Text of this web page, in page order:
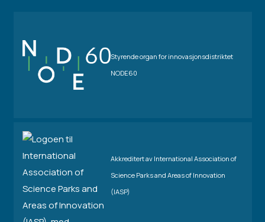
Styrende organ for innovasjonsdistriktet
NODE60
Akkreditert av International Association of
Science Parks and Areas of Innovation
(IASP)